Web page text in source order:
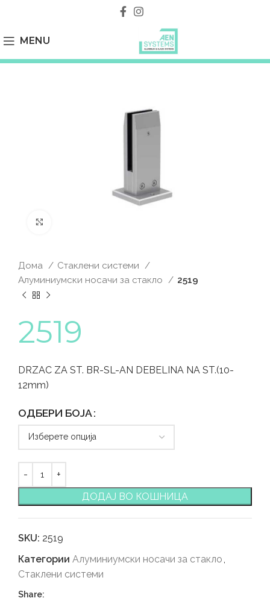
MENU
Дома
Стаклени системи
Алуминиумски носачи за стакло
2519
2519
DRZAC ZA ST. BR-SL-AN DEBELINA NA ST.(10-
12mm)
ОДБЕРИ БОЈА
ДОДАЈ ВО КОШНИЦА
SKU: 2519
Категории Алуминиумски носачи за стакло
Стаклени системи
Share: